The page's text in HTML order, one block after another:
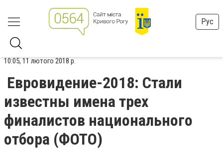
Рус
10:05, 11 лютого 2018 р.
Евровидение-2018: Стали
известны имена трех
финалистов национального
отбора (ФОТО)